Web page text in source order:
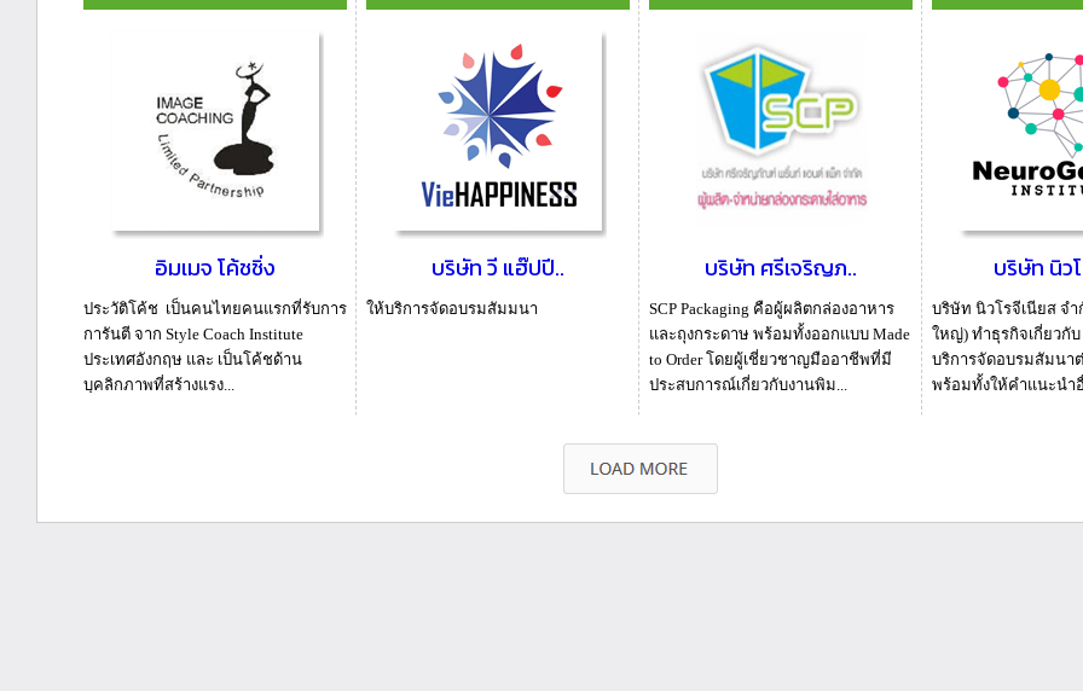
อิมเมจ โค้ชชิ่ง
ประวัติโค้ช เป็นคนไทยคนแรกที่รับการ
การันตี จาก Style Coach Institute
ประเทศอังกฤษ และ เป็นโค้ชด้าน
บุคลิกภาพที่สร้างแรง...
บริษัท วี แฮ๊ปปี..
ให้บริการจัดอบรมสัมมนา
บริษัท ศรีเจริญภ..
SCP Packaging คือผู้ผลิตกล่องอาหาร
และถุงกระดาษ พร้อมทั้งออกแบบ Made
to Order โดยผู้เชี่ยวชาญมืออาชีพที่มี
ประสบการณ์เกี่ยวกับงานพิม...
บริษัท นิว
บริษัท นิวโรจีเนียส จ
ใหญ่) ทำธุรกิจเกี่ยวกั
บริการจัดอบรมสัมนา
พร้อมทั้งให้คำแนะนำ